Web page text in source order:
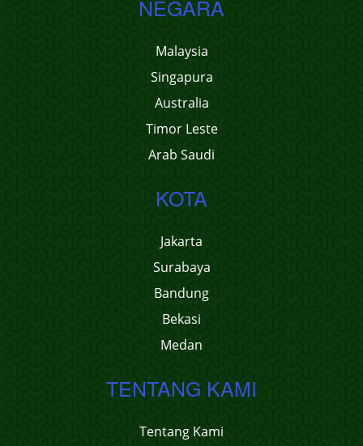
NEGARA
Malaysia
Singapura
Australia
Timor Leste
Arab Saudi
KOTA
Jakarta
Surabaya
Bandung
Bekasi
Medan
TENTANG KAMI
Tentang Kami